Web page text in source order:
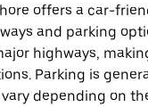
offers a car-
and parking
highways,
Parking is
depending on